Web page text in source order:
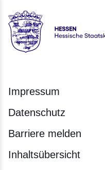
Hessen - Hessische
Impressum
Datenschutz
Barriere melden
Inhaltsübersicht